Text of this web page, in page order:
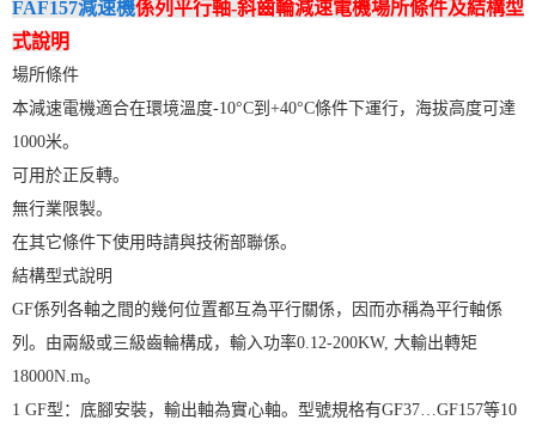
FAF157減速機係列平行軸-斜齒輪減速電機場所條件及結構型
式說明
場所條件
本減速電機適合在環境溫度-10°C到+40°C條件下運行，海拔高度可達
1000米。
可用於正反轉。
無行業限製。
在其它條件下使用時請與技術部聯係。
結構型式說明
GF係列各軸之間的幾何位置都互為平行關係，因而亦稱為平行軸係
列。由兩級或三級齒輪構成，輸入功率0.12-200KW, 大輸出轉矩
18000N.m。
1 GF型：底腳安裝，輸出軸為實心軸。型號規格有GF37…GF157等10